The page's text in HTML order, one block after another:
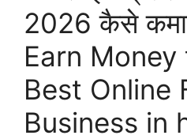
2026 कैसे
Earn
Best Online
Business in